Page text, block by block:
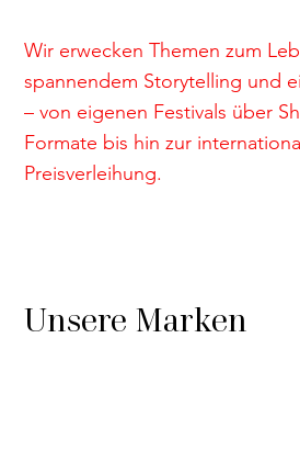
Wir erwecken Themen zum
spannendem Storytelling und
– von eigenen Festivals über
Formate bis hin zur
Preisverleihung.
Unsere Marken